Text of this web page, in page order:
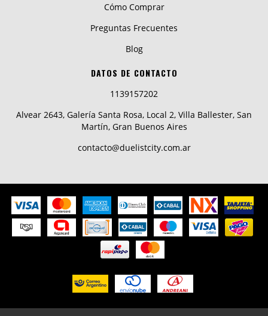
Cómo Comprar
Preguntas Frecuentes
Blog
DATOS DE CONTACTO
1139157202
Alvear 2643, Galería Santa Rosa, Local 2, Villa Ballester, San
Martín, Gran Buenos Aires
contacto@duelistcity.com.ar